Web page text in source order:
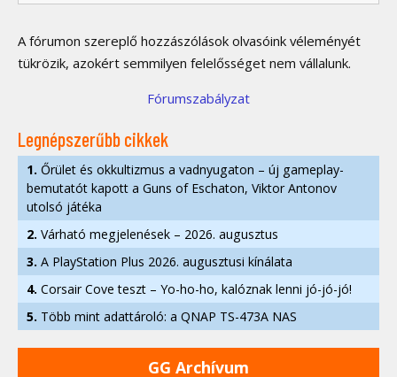
A fórumon szereplő hozzászólások olvasóink véleményét
tükrözik, azokért semmilyen felelősséget nem vállalunk.
Fórumszabályzat
Legnépszerűbb cikkek
1. Őrület és okkultizmus a vadnyugaton – új gameplay-
bemutatót kapott a Guns of Eschaton, Viktor Antonov
utolsó játéka
2. Várható megjelenések – 2026. augusztus
3. A PlayStation Plus 2026. augusztusi kínálata
4. Corsair Cove teszt – Yo-ho-ho, kalóznak lenni jó-jó-jó!
5. Több mint adattároló: a QNAP TS-473A NAS
GG Archívum